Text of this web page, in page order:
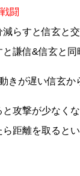
闘
らすと信玄と交
謙信&信玄と同
きが遅い信玄か
攻撃が少なく
距離を取ると